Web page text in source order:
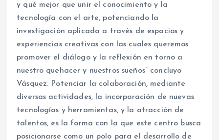
y qué mejor que unir el conocimiento y la
tecnología con el arte, potenciando la
investigación aplicada a través de espacios y
experiencias creativas con las cuales queremos
promover el diálogo y la reflexión en torno a
nuestro quehacer y nuestros sueños” concluyo
Vásquez. Potenciar la colaboración, mediante
diversas actividades, la incorporación de nuevas
tecnologías y herramientas, y la atracción de
talentos, es la forma con la que este centro busca
posicionarse como un polo para el desarrollo de